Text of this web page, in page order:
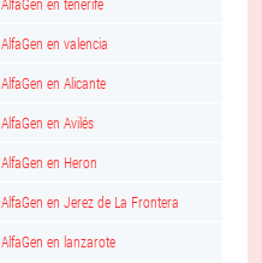
AlfaGen en valencia
AlfaGen en Alicante
AlfaGen en Avilés
AlfaGen en Heron
AlfaGen en Jerez de La Frontera
AlfaGen en lanzarote